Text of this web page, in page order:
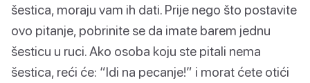
šestica, moraju vam ih dati. Prije nego što postavite
ovo pitanje, pobrinite se da imate barem jednu
šesticu u ruci. Ako osoba koju ste pitali nema
šestica, reći će: “Idi na pecanje!” i morat ćete otići